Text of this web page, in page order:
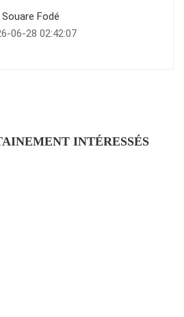
Souare Fodé
06-28 02:42:07
INTÉRESSÉS